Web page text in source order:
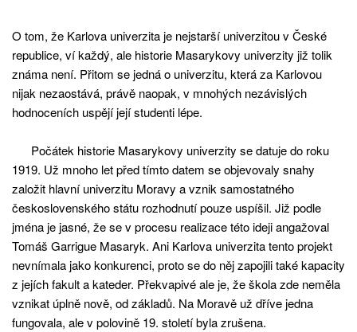
O tom, že Karlova univerzita je nejstarší univerzitou v České
republice, ví každý, ale historie Masarykovy univerzity již tolik
známa není. Přitom se jedná o univerzitu, která za Karlovou
nijak nezaostává, právě naopak, v mnohých nezávislých
hodnoceních uspějí její studenti lépe.
Počátek historie Masarykovy univerzity se datuje do roku
1919. Už mnoho let před tímto datem se objevovaly snahy
založit hlavní univerzitu Moravy a vznik samostatného
československého státu rozhodnutí pouze uspíšil. Již podle
jména je jasné, že se v procesu realizace této ideji angažoval
Tomáš Garrigue Masaryk. Ani Karlova univerzita tento projekt
nevnímala jako konkurenci, proto se do něj zapojili také kapacity
z jejích fakult a kateder. Překvapivé ale je, že škola zde neměla
vznikat úplně nově, od základů. Na Moravě už dříve jedna
fungovala, ale v polovině 19. století byla zrušena.